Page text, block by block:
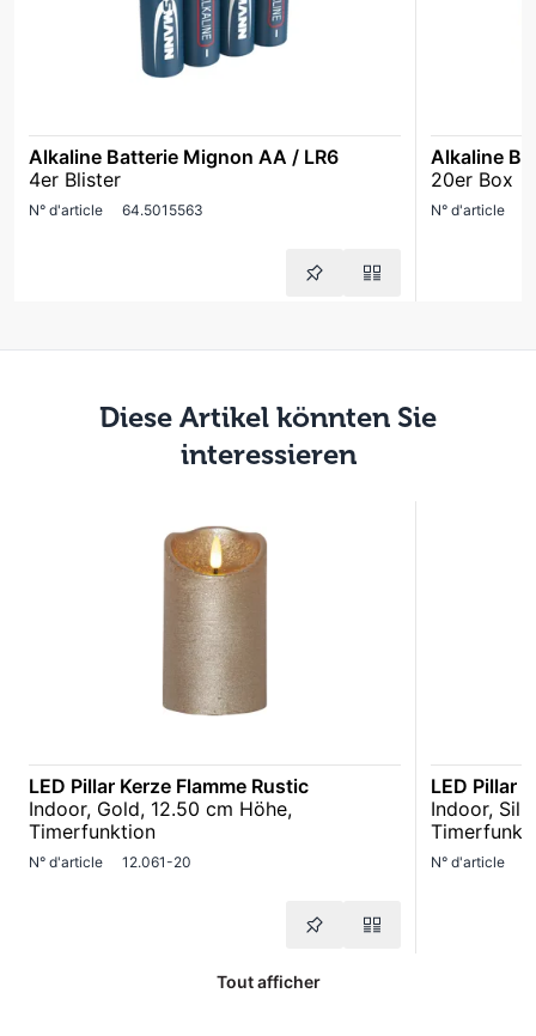
Alkaline Batterie Mignon AA / LR6
4er Blister
N° d'article 64.5015563
Alkaline
20er Box
N° d'article
Diese Artikel könnten Sie
interessieren
LED Pillar Kerze Flamme Rustic
Indoor, Gold, 12.50 cm Höhe,
Timerfunktion
N° d'article 12.061-20
LED Pillar
Indoor,
N° d'article
Tout afficher